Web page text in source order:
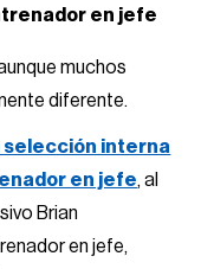
en jefe
muchos
diferente.
selección interna
en jefe, al
Brian
en jefe,